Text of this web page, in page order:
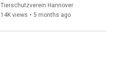
(Animal Shelter Hannover
TV)
Tierschutzverein Hannover
14K views • 5 months ago